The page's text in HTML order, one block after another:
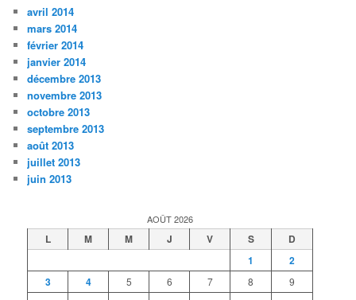
avril 2014
mars 2014
février 2014
janvier 2014
décembre 2013
novembre 2013
octobre 2013
septembre 2013
août 2013
juillet 2013
juin 2013
AOÛT 2026
L M M J V S
D
1
2
3
4 5 6 7 8
9